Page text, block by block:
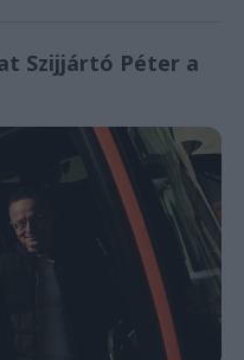
Szijjártó Péter a